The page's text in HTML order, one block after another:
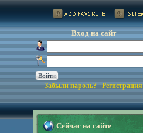
Вход на сайт
Забыли пароль? Регистрация
Сейчас на сайте